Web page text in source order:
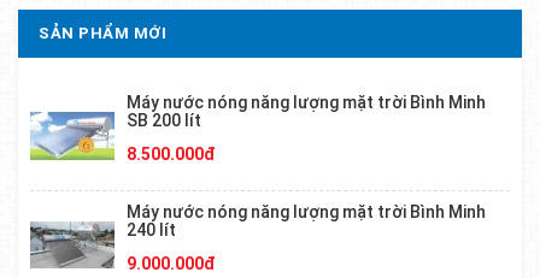
SẢN PHẨM MỚI
Máy nước nóng năng lượng mặt trời Bình Minh
SB 200 lít
8.500.000đ
Máy nước nóng năng lượng mặt trời Bình Minh
240 lít
9.000.000đ